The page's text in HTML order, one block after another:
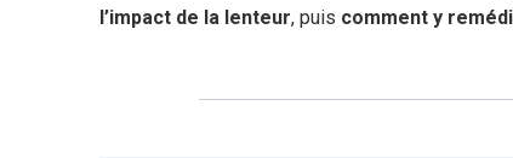
l’impact de la lenteur, puis comment y